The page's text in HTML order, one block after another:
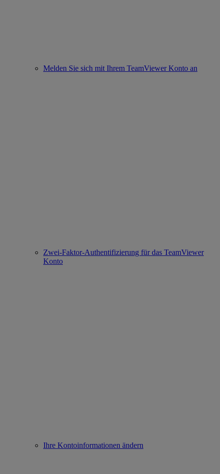
Melden Sie sich mit Ihrem TeamViewer Konto an
Zwei-Faktor-Authentifizierung für das TeamViewer
Konto
Ihre Kontoinformationen ändern